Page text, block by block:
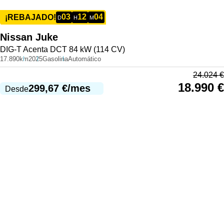
¡REBAJADO! D03 H12 M04
Nissan Juke
DIG-T Acenta DCT 84 kW (114 CV)
17.890km2025GasolinaAutomático
Desde299,67 €/mes
24.024€
18.990 €